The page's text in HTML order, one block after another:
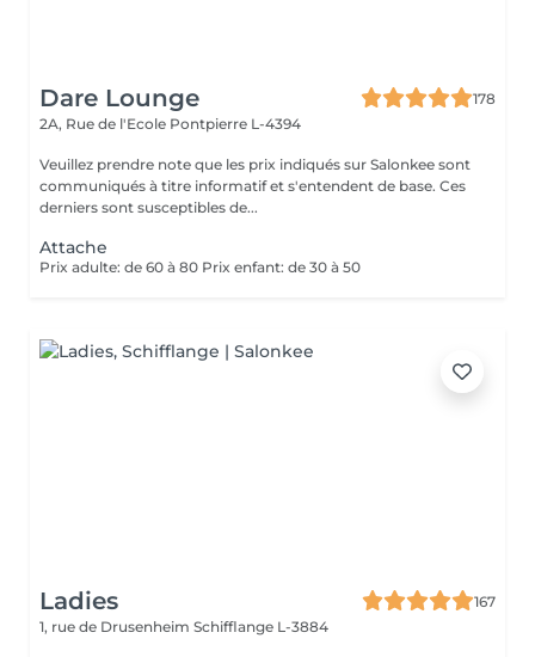
Dare Lounge
178
2A, Rue de l'Ecole Pontpierre L-4394
Veuillez prendre note que les prix indiqués sur Salonkee sont
communiqués à titre informatif et s'entendent de base. Ces
derniers sont susceptibles de...
Attache
Prix adulte: de 60 à 80 Prix enfant: de 30 à 50
Ladies
167
1, rue de Drusenheim Schifflange L-3884